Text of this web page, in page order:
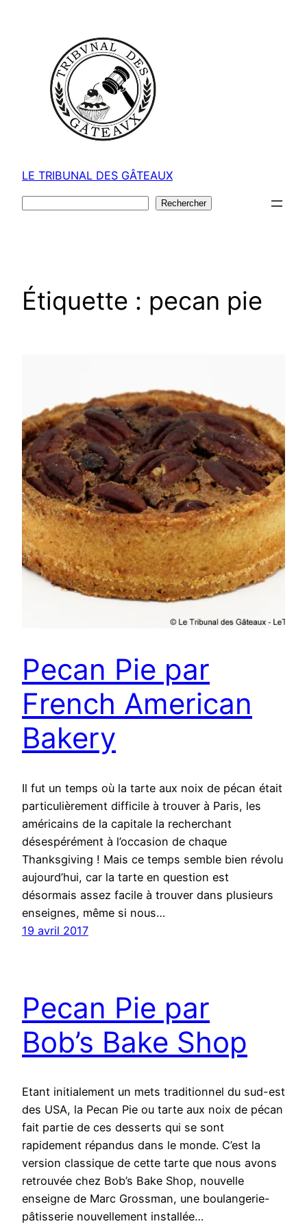
LE TRIBUNAL DES GÂTEAUX
Rechercher
Étiquette : pecan pie
Pecan Pie par
French American
Bakery
Il fut un temps où la tarte aux noix de pécan était
particulièrement difficile à trouver à Paris, les
américains de la capitale la recherchant
désespérément à l’occasion de chaque
Thanksgiving ! Mais ce temps semble bien révolu
aujourd’hui, car la tarte en question est
désormais assez facile à trouver dans plusieurs
enseignes, même si nous…
19 avril 2017
Pecan Pie par
Bob’s Bake Shop
Etant initialement un mets traditionnel du sud-est
des USA, la Pecan Pie ou tarte aux noix de pécan
fait partie de ces desserts qui se sont
rapidement répandus dans le monde. C’est la
version classique de cette tarte que nous avons
retrouvée chez Bob’s Bake Shop, nouvelle
enseigne de Marc Grossman, une boulangerie-
pâtisserie nouvellement installée…